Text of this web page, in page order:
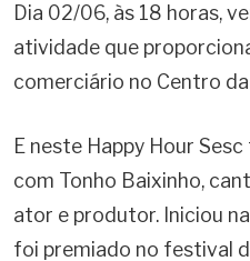
Dia 02/06, às 18 horas,
atividade que
comerciário no Centro
E neste Happy Hour
com Tonho Baixinho,
ator e produtor. Iniciou
foi premiado no festival